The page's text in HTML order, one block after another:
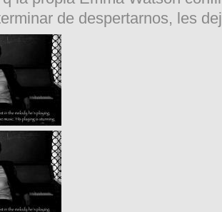
de despertarnos, les